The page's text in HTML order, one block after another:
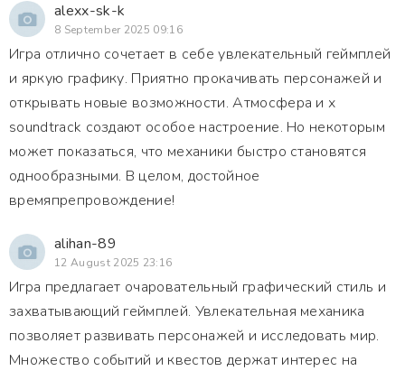
alexx-sk-k
8 September 2025 09:16
Игра отлично сочетает в себе увлекательный геймплей
и яркую графику. Приятно прокачивать персонажей и
открывать новые возможности. Атмосфера и х
soundtrack создают особое настроение. Но некоторым
может показаться, что механики быстро становятся
однообразными. В целом, достойное
времяпрепровождение!
alihan-89
12 August 2025 23:16
Игра предлагает очаровательный графический стиль и
захватывающий геймплей. Увлекательная механика
позволяет развивать персонажей и исследовать мир.
Множество событий и квестов держат интерес на